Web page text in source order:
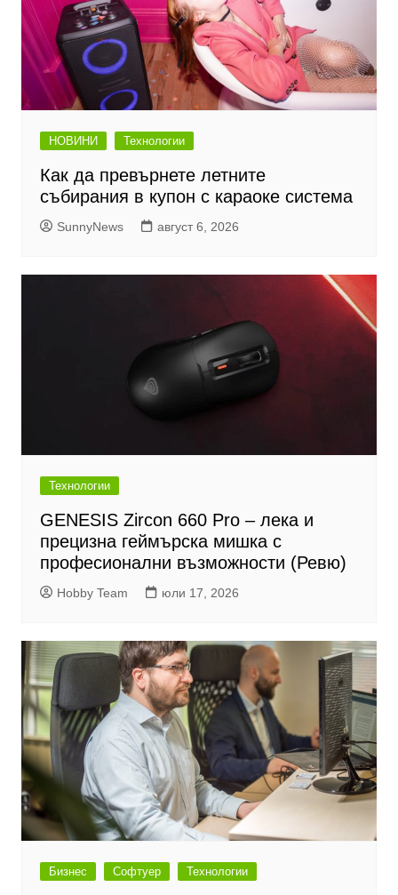
НОВИНИ Технологии
Как да превърнете летните
събирания в купон с караоке система
SunnyNews август 6, 2026
Технологии
GENESIS Zircon 660 Pro – лека и
прецизна геймърска мишка с
професионални възможности (Ревю)
Hobby Team юли 17, 2026
Бизнес Софтуер Технологии